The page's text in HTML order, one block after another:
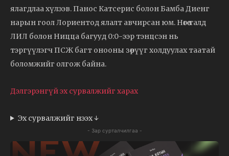
ялагдлаа хүлээв. Панос Катсерис болон Бамба Диенг
нарын гоол Лориентод ялалт авчирсан юм. Нөгөө талд
ЛИЛ болон Ницца багууд 0:0-ээр тэнцсэн нь
тэргүүлэгч ПСЖ багт онооны зөрүүг холдуулах таатай
боломжийг олгож байна.
Дэлгэрэнгүй эх сурвалжийг харах
Эх сурвалжийг нээх ↓
- Зар сурталчилгаа -